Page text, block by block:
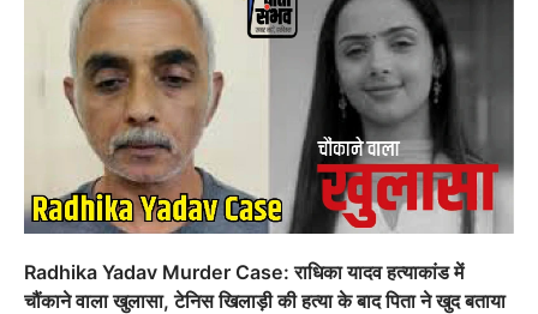
Radhika Yadav Murder Case: राधिका यादव हत्याकांड में
चौंकाने वाला खुलासा, टेनिस खिलाड़ी की हत्या के बाद पिता ने खुद बताया